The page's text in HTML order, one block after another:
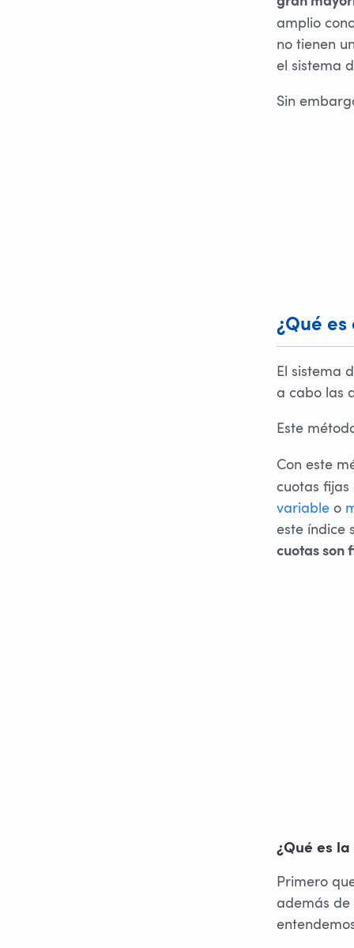
amplio
no tienen
el sistema
Sin
¿Qué
El sistema
a cabo las
Este
Con este
cuotas
variableo
este índice
cuotas son
¿Qué es
Primero
además de